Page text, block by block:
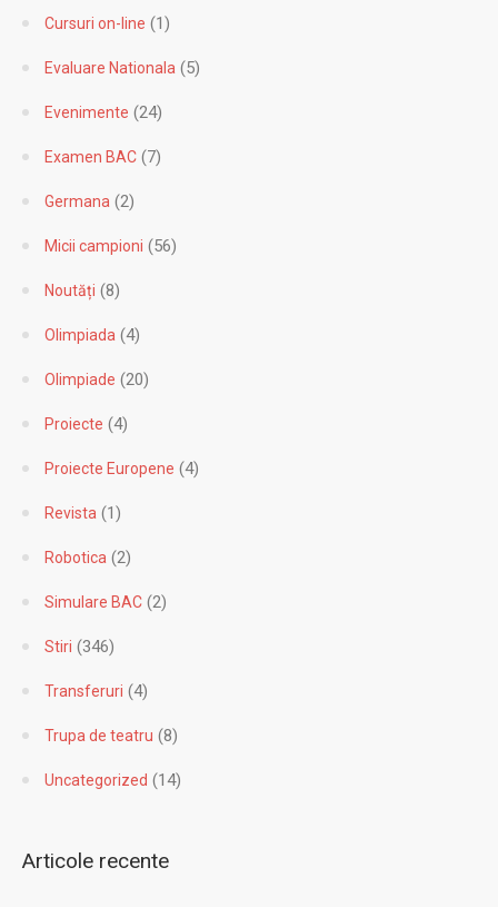
Cursuri on-line (1)
Evaluare Nationala (5)
Evenimente (24)
Examen BAC (7)
Germana (2)
Micii campioni (56)
Noutăți (8)
Olimpiada (4)
Olimpiade (20)
Proiecte (4)
Proiecte Europene (4)
Revista (1)
Robotica (2)
Simulare BAC (2)
Stiri (346)
Transferuri (4)
Trupa de teatru (8)
Uncategorized (14)
Articole recente